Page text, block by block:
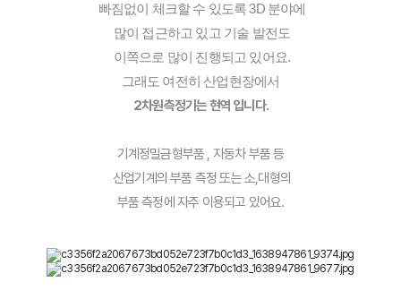
빠짐없이 체크할 수 있도록 3D 분야에
많이 접근하고 있고 기술 발전도
이쪽으로 많이 진행되고 있어요.
그래도 여전히 산업현장에서
2차원측정기는 현역 입니다.
기계정밀금형부품 , 자동차 부품 등
산업기계의 부품 측정 또는 소,대형의
부품 측정에 자주 이용되고 있어요.